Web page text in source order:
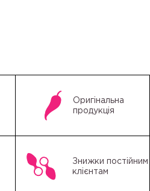
Оригінальна
продукція
Знижки постійним
клієнтам